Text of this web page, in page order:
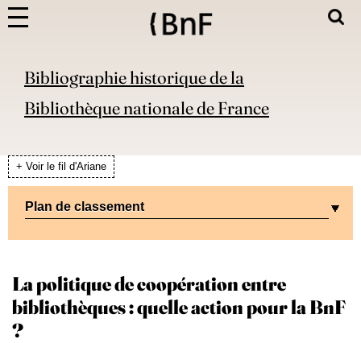
Bibliographie historique de la
Bibliothèque nationale de France
+ Voir le fil d'Ariane
Plan de classement
La politique de coopération entre
bibliothèques : quelle action pour la BnF
?